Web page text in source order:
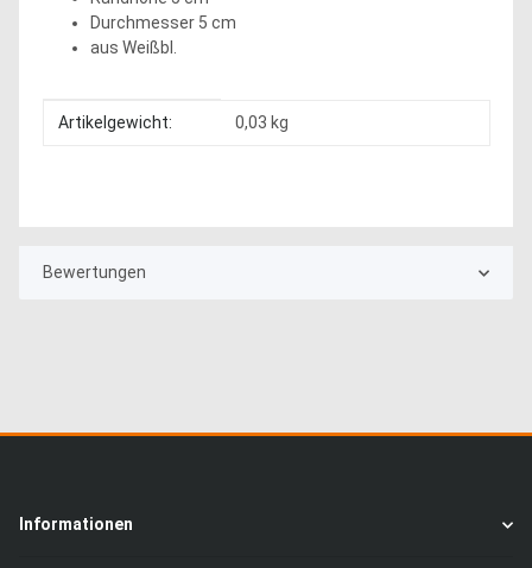
Durchmesser 5 cm
aus Weißbl.
Produkteigenschaft
Wert
Artikelgewicht: 0,03 kg
Bewertungen
Informationen